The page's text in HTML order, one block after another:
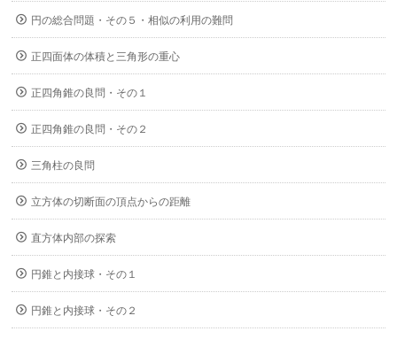
円の総合問題・その５・相似の利用の難問
正四面体の体積と三角形の重心
正四角錐の良問・その１
正四角錐の良問・その２
三角柱の良問
立方体の切断面の頂点からの距離
直方体内部の探索
円錐と内接球・その１
円錐と内接球・その２